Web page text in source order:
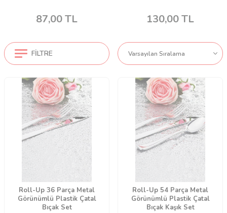
87,00TL 130,00TL
FILTRE
Roll-Up 36 Parça Metal
Görünümlü Plastik Çatal
Bıçak Set
Roll-Up 54 Parça Metal
Görünümlü Plastik Çatal
Bıçak Kaşık Set